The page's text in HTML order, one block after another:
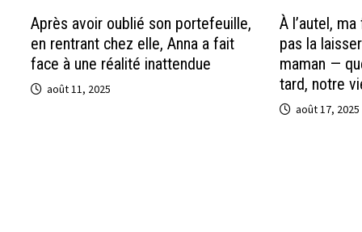
Après avoir oublié son portefeuille,
en rentrant chez elle, Anna a fait
face à une réalité inattendue
août 11, 2025
À l’autel,
pas la
maman —
tard, notre
août 17, 2025